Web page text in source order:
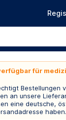
für
Bestellungen
an unsere
eine deutsche,
haben.